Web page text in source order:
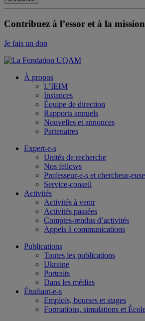
Contribuez à l’essor et à la
Je fais un don
À propos
L’IEIM
Instances
Équipe de direction
Rapports annuels
Nouvelles et annonces
Partenaires
Expert-e-s
Unités de recherche
Nos fellows
Professeur-e-s et chercheur-
Service-conseil
Activités
Activités à venir
Activités passées
Comptes-rendus d’activités
Appels à communications
Publications
Toutes les publications
Ukraine
Portraits
Dans les médias
Étudiant-e-s
Emplois, bourses et stages
Formations, simulations et